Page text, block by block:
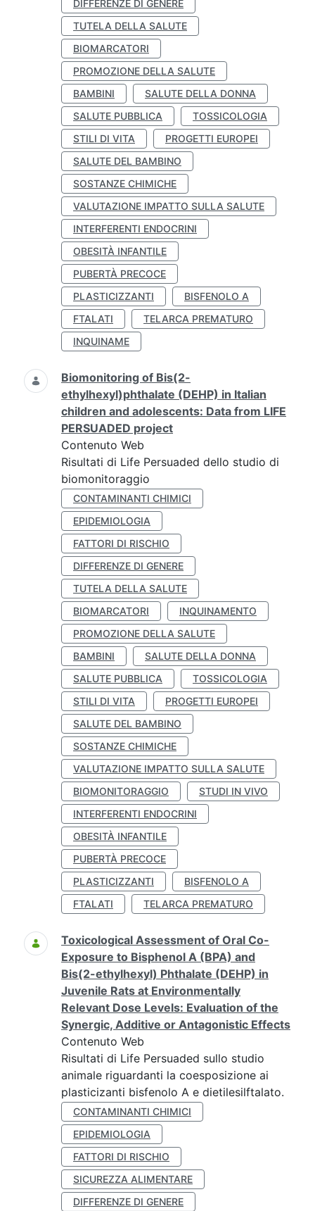
DIFFERENZE DI GENERE
TUTELA DELLA SALUTE
BIOMARCATORI
PROMOZIONE DELLA SALUTE
BAMBINI
SALUTE DELLA DONNA
SALUTE PUBBLICA
TOSSICOLOGIA
STILI DI VITA
PROGETTI EUROPEI
SALUTE DEL BAMBINO
SOSTANZE CHIMICHE
VALUTAZIONE IMPATTO SULLA SALUTE
INTERFERENTI ENDOCRINI
OBESITÀ INFANTILE
PUBERTÀ PRECOCE
PLASTICIZZANTI
BISFENOLO A
FTALATI
TELARCA PREMATURO
INQUINAME
Biomonitoring of Bis(2-
ethylhexyl)phthalate (DEHP) in Italian
children and adolescents: Data from LIFE
PERSUADED project
Contenuto Web
Risultati di Life Persuaded dello studio di
biomonitoraggio
CONTAMINANTI CHIMICI
EPIDEMIOLOGIA
FATTORI DI RISCHIO
DIFFERENZE DI GENERE
TUTELA DELLA SALUTE
BIOMARCATORI
INQUINAMENTO
PROMOZIONE DELLA SALUTE
BAMBINI
SALUTE DELLA DONNA
SALUTE PUBBLICA
TOSSICOLOGIA
STILI DI VITA
PROGETTI EUROPEI
SALUTE DEL BAMBINO
SOSTANZE CHIMICHE
VALUTAZIONE IMPATTO SULLA SALUTE
BIOMONITORAGGIO
STUDI IN VIVO
INTERFERENTI ENDOCRINI
OBESITÀ INFANTILE
PUBERTÀ PRECOCE
PLASTICIZZANTI
BISFENOLO A
FTALATI
TELARCA PREMATURO
Toxicological Assessment of Oral Co-
Exposure to Bisphenol A (BPA) and
Bis(2-ethylhexyl) Phthalate (DEHP) in
Juvenile Rats at Environmentally
Relevant Dose Levels: Evaluation of the
Synergic, Additive or Antagonistic Effects
Contenuto Web
Risultati di Life Persuaded sullo studio
animale riguardanti la coesposizione ai
plasticizanti bisfenolo A e dietilesilftalato.
CONTAMINANTI CHIMICI
EPIDEMIOLOGIA
FATTORI DI RISCHIO
SICUREZZA ALIMENTARE
DIFFERENZE DI GENERE